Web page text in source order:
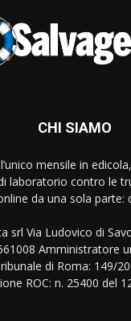
CHI SIAMO
mensile in
laboratorio contro le
da una sola parte:
srl Via Ludovico di
Amministratore
di Roma: 149/
ROC: n. 25400 del